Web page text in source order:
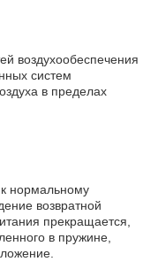
воздухообеспечения
систем
в пределах
к нормальному
возвратной
прекращается,
в пружине,